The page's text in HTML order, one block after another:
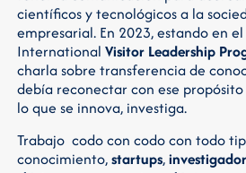
científicos y tecnológicos a la
empresarial. En 2023, estando en
InternationalVisitor Leadership
charla sobre transferencia de
debía reconectar con ese
lo que se innova, investiga.
Trabajo codo con codo con todo
conocimiento,startups,